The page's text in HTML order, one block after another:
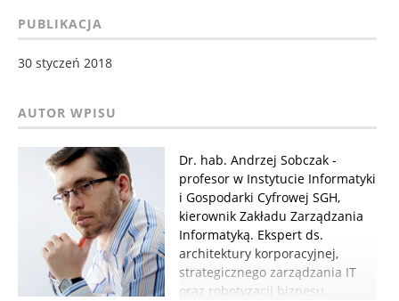
PUBLIKACJA
30 styczeń 2018
Dr. hab. Andrzej Sobczak -
profesor w Instytucie Informatyki
i Gospodarki Cyfrowej SGH,
kierownik Zakładu Zarządzania
Informatyką. Ekspert ds.
architektury korporacyjnej,
strategicznego zarządzania IT
oraz robotyzacji biznesu.